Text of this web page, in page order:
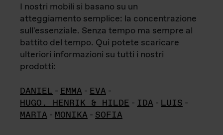
I nostri mobili si basano su un
atteggiamento semplice: la concentrazione
sull'essenziale. Senza tempo ma sempre al
battito del tempo. Qui potete scaricare
ulteriori informazioni su tutti i nostri
prodotti:
DANIEL - EMMA - EVA -
HUGO, HENRIK & HILDE - IDA - LUIS -
MARTA - MONIKA - SOFIA